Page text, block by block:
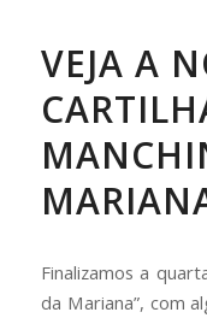
VEJA A
Finalizamos a
da Mariana”, com